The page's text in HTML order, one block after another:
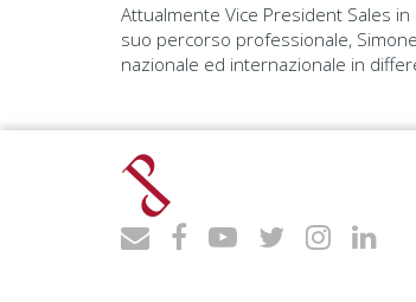
Attualmente Vice President Sales in
suo percorso professionale,
nazionale ed internazionale in